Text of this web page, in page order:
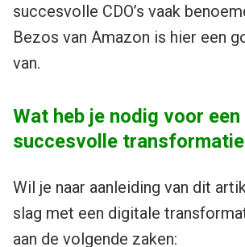
succesvolle CDO’s vaak
Bezos van Amazon is hier een
van.
Wat heb je nodig voor een
succesvolle
Wil je naar aanleiding van dit
slag met een digitale
aan de volgende zaken: